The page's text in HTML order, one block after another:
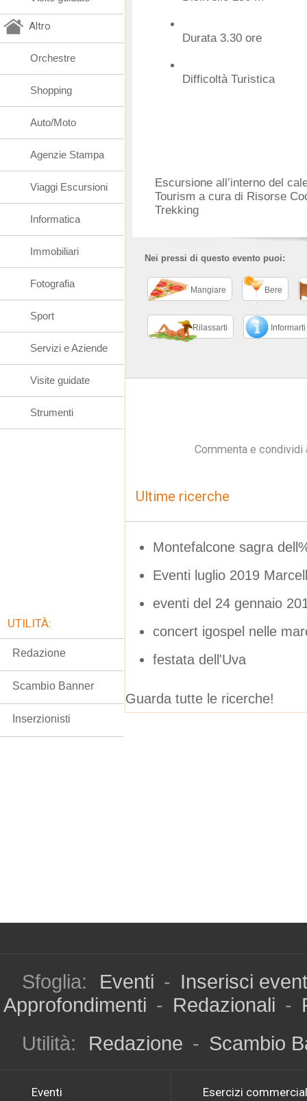
Durata 3.30 ore
Difficoltà Turistica
Escursione all’interno del
Tourism a cura di Risorse
Trekking
Nei pressi di questo evento puoi:
Mangiare Bere
Rilassarti Informarti
Commenta e
Ultime ricerche
Montefalcone sagra
Eventi luglio 2019
eventi del 24 gennaio
concert igospel nelle
festata dell'Uva
Guarda tutte le ricerche!
Altro
Orchestre
Shopping
Auto/Moto
Agenzie Stampa
Viaggi Escursioni
Informatica
Immobiliari
Fotografia
Sport
Servizi e Aziende
Visite guidate
Strumenti
UTILITÀ:
Redazione
Scambio Banner
Inserzionisti
Sfoglia: Eventi - Inserisci
Approfondimenti - Redazionali -
Utilità:
Redazione - Scambio
Eventi Esercizi